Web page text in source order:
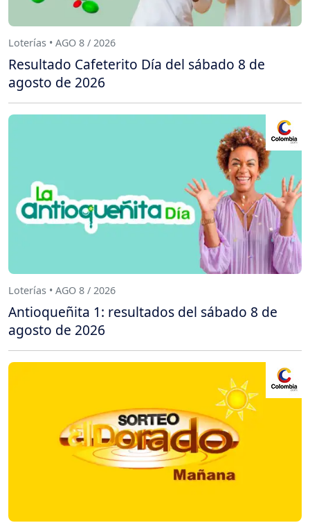
Loterías • AGO 8 / 2026
Resultado Cafeterito Día del sábado 8 de
agosto de 2026
Loterías • AGO 8 / 2026
Antioqueñita 1: resultados del sábado 8 de
agosto de 2026